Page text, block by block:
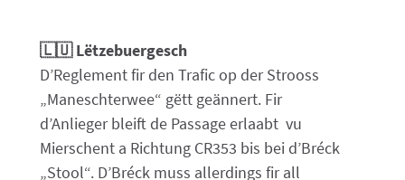
🇱🇺 Lëtzebuergesch
D’Reglement fir den Trafic op der Strooss
„Maneschterwee“ gëtt geännert. Fir
d’Anlieger bleift de Passage erlaabt vu
Mierschent a Richtung CR353 bis bei d’Bréck
„Stool“. D’Bréck muss allerdings fir all